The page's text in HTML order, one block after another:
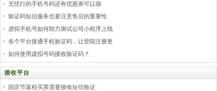
无忧行的手机号码还有优惠券可以领
验证码短信服务也要注意售后的重要性
虚拟手机号如何助力测试公司小程序上线
各个平台接通手机验证码，让登陆注册更
如何使用虚拟号码接收验证码？
接收平台
国庆节返程买票需要接收短信验证